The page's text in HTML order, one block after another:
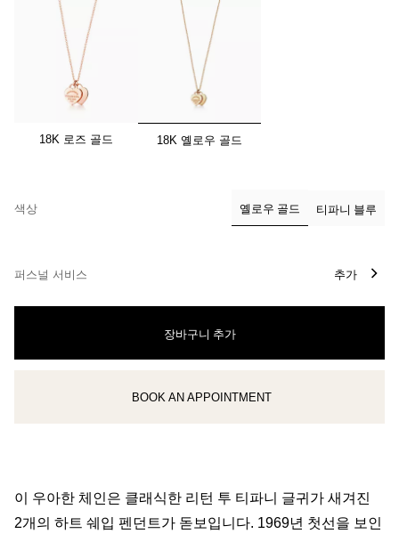
18K 로즈 골드 선택됨
18K 옐로우 골드
색상
옐로우 골드
선택됨
티파니 블루
퍼스널 서비스 추가
장바구니 추가
클라이언트 어드바이저에게 문의하거나 예약하세요
BOOK AN APPOINTMENT
이 우아한 체인은 클래식한 리턴 투 티파니 글귀가 새겨진
2개의 하트 쉐입 펜던트가 돋보입니다. 1969년 첫선을 보인